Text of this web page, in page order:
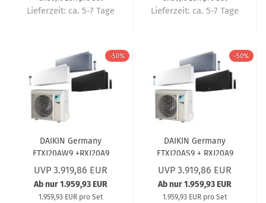
Lieferzeit: ca. 5-7 Tage Lieferzeit: ca. 5-7 Tage
-50%
DAIKIN Germany
FTXJ20AW9 +RXJ20A9
Emura 3 Wandgerät-
Set Mattweiß (5 Jahre
Garantie) 2,0 kW
UVP 3.919,86 EUR
Ab nur 1.959,93 EUR
1.959,93 EUR pro Set
-50%
DAIKIN Germany
FTXJ20AS9 + RXJ20A9
Wandgerät-Set Emura
3 Silber (5 Jahre
Garantie) 2,0 kW
UVP 3.919,86 EUR
Ab nur 1.959,93 EUR
1.959,93 EUR pro Set